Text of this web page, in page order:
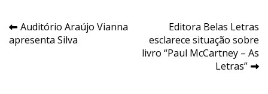
Navegação
de
Auditório Araújo Vianna
apresenta Silva
Editora Belas Letras
esclarece situação sobre
livro “Paul McCartney – As
Letras”